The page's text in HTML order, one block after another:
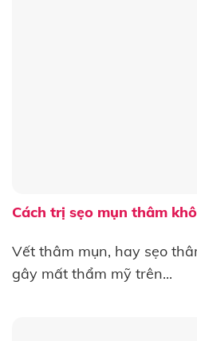
Cách trị sẹo mụn thâm
Vết thâm mụn, hay sẹo
gây mất thẩm mỹ trên...